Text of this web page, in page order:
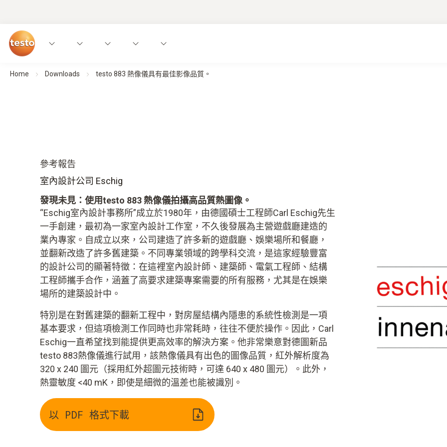
Home Downloads testo 883 熱像儀具有最佳影像品質。
參考報告
室內設計公司 Eschig
發現未見：使用testo 883 熱像儀拍攝高品質熱圖像。
“Eschig室內設計事務所”成立於1980年，由德國碩士工程師Carl Eschig先生
一手創建，最初為一家室內設計工作室，不久後發展為主營遊戲廳建造的
業內專家。自成立以來，公司建造了許多新的遊戲廳、娛樂場所和餐廳，
並翻新改造了許多舊建築。不同專業領域的跨學科交流，是這家經驗豐富
的設計公司的顯著特徵：在這裡室內設計師、建築師、電氣工程師、結構
工程師攜手合作，涵蓋了高要求建築專案需要的所有服務，尤其是在娛樂
場所的建築設計中。
特別是在對舊建築的翻新工程中，對房屋結構內隱患的系統性檢測是一項
基本要求，但這項檢測工作同時也非常耗時，往往不便於操作。因此，Carl
Eschig一直希望找到能提供更高效率的解決方案。他非常樂意對德圖新品
testo 883熱像儀進行試用，該熱像儀具有出色的圖像品質，紅外解析度為
320 x 240 圖元（採用紅外超圖元技術時，可達 640 x 480 圖元）。此外，
熱靈敏度 <40 mK，即使是細微的溫差也能被識別。
以 PDF 格式下載